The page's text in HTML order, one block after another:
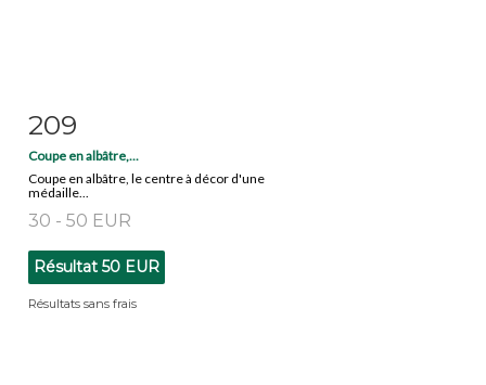
Fiche détaillée
209
Coupe en albâtre,...
Coupe en albâtre, le centre à décor d'une
médaille...
30 - 50 EUR
Résultat 50 EUR
Résultats sans frais